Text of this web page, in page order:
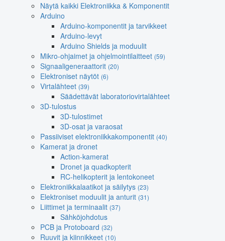
Näytä kaikki Elektroniikka & Komponentit
Arduino
Arduino-komponentit ja tarvikkeet
Arduino-levyt
Arduino Shields ja moduulit
Mikro-ohjaimet ja ohjelmointilaitteet (59)
Signaaligeneraattorit (20)
Elektroniset näytöt (6)
Virtalähteet (39)
Säädettävät laboratoriovirtalähteet
3D-tulostus
3D-tulostimet
3D-osat ja varaosat
Passiiviset elektroniikkakomponentit (40)
Kamerat ja dronet
Action-kamerat
Dronet ja quadkopterit
RC-helikopterit ja lentokoneet
Elektroniikkalaatikot ja säilytys (23)
Elektroniset moduulit ja anturit (31)
Liittimet ja terminaalit (37)
Sähköjohdotus
PCB ja Protoboard (32)
Ruuvit ja kiinnikkeet (10)